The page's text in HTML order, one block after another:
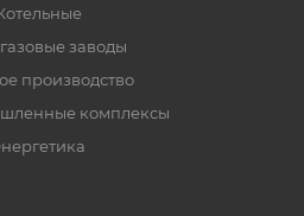
заводы
производство
комплексы